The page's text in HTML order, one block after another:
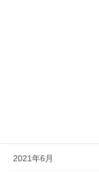
2021年6月